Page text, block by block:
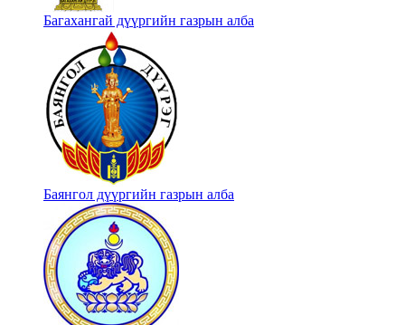
Багахангай дүүргийн газрын алба
Баянгол дүүргийн газрын алба